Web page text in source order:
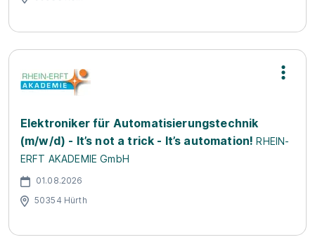
Elektroniker für Automatisierungstechnik
(m/w/d) - It’s not a trick - It’s automation! RHEIN-
ERFT AKADEMIE GmbH
01.08.2026
50354 Hürth